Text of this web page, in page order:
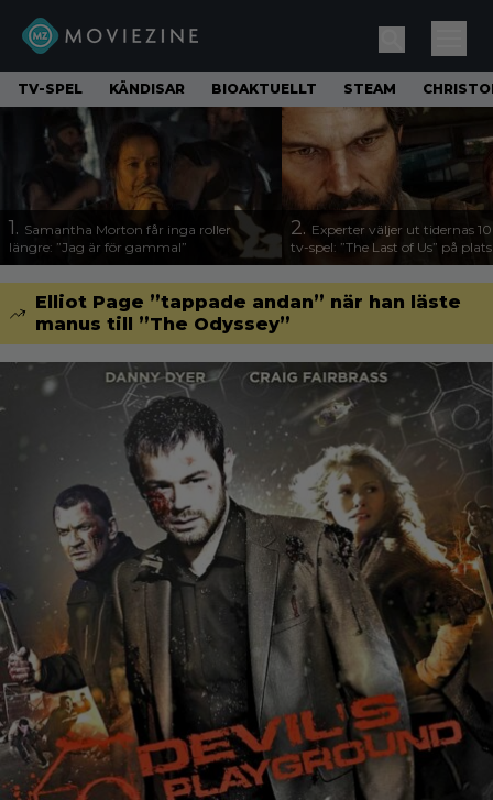
TV-SPEL KÄNDISAR BIOAKTUELLT STEAM
1. Samantha Morton får inga roller
längre: ”Jag är för gammal”
2. Experter väljer ut tidernas
tv-spel: ”The Last of Us” på
Elliot Page ”tappade andan” när han läste
manus till ”The Odyssey”